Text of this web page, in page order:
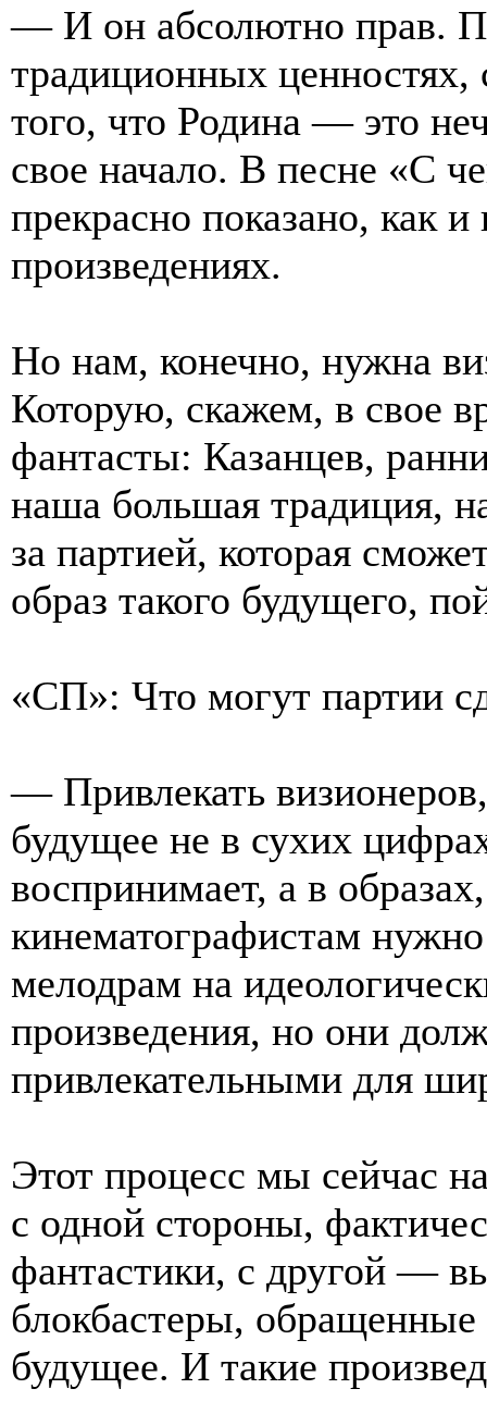
— И он абсолютно прав.
традиционных ценностях,
того, что Родина — это
свое начало. В песне «С
прекрасно показано, как
произведениях.
Но нам, конечно, нужна
Которую, скажем, в свое
фантасты: Казанцев,
наша большая традиция,
за партией, которая
образ такого будущего,
«СП»: Что могут партии
— Привлекать
будущее не в сухих
воспринимает, а в
кинематографистам
мелодрам на
произведения, но они
привлекательными для
Этот процесс мы сейчас
с одной стороны,
фантастики, с другой —
блокбастеры,
будущее. И такие